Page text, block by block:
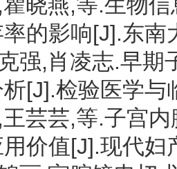
的影响[J].东
强,肖凌志.早期
[J].检验医学
芸芸,等.子宫
价值[J].现代